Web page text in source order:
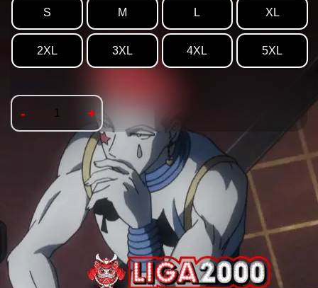
S M L XL
2XL 3XL 4XL 5XL
- +